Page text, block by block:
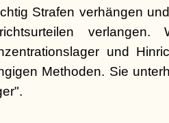
Strafen verhängen
verlangen.
und
Methoden. Sie